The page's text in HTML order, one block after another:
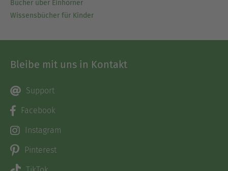
Bücher über Einhörner
Wissensbücher für Kinder
Bleibe mit uns in Kontakt
Support
Facebook
Instagram
Pinterest